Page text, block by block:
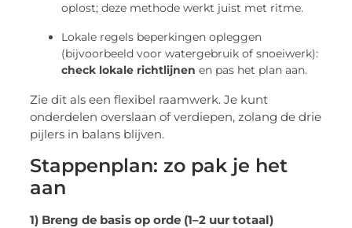
oplost; deze methode werkt juist met ritme.
Lokale regels beperkingen opleggen
(bijvoorbeeld voor watergebruik of snoeiwerk):
check lokale richtlijnen en pas het plan aan.
Zie dit als een flexibel raamwerk. Je kunt
onderdelen overslaan of verdiepen, zolang de drie
pijlers in balans blijven.
Stappenplan: zo pak je het
aan
1) Breng de basis op orde (1–2 uur totaal)